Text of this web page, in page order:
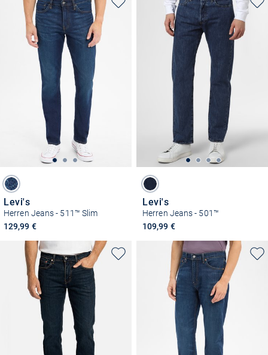
Levi's
Herren Jeans - 511™ Slim
129,99 €
Levi's
Herren Jeans - 501™
109,99 €